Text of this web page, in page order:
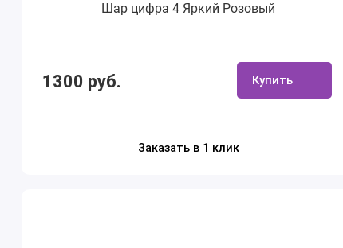
Шар цифра 4 Яркий Розовый
1300 руб. Купить
Заказать в 1 клик